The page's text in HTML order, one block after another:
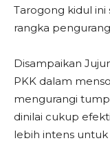
Tarogong kidul
rangka
Disampaikan
PKK dalam
mengurangi
dinilai cukup
lebih intens